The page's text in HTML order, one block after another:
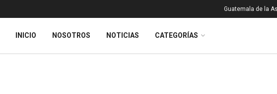
Guatemala de la
INICIO NOSOTROS NOTICIAS CATEGORÍAS